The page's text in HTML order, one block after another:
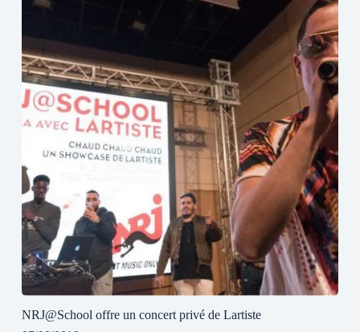
NRJ@School offre un concert privé de Lartiste